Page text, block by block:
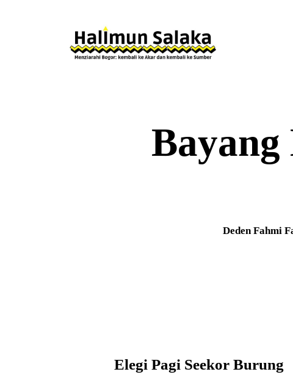
Deden Fahmi
Elegi Pagi Seekor Burung